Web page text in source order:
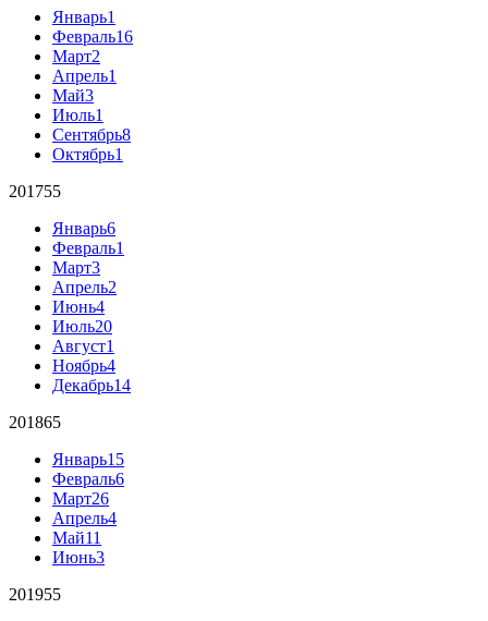
Январь1
Февраль16
Март2
Апрель1
Май3
Июль1
Сентябрь8
Октябрь1
201755
Январь6
Февраль1
Март3
Апрель2
Июнь4
Июль20
Август1
Ноябрь4
Декабрь14
201865
Январь15
Февраль6
Март26
Апрель4
Май11
Июнь3
201955